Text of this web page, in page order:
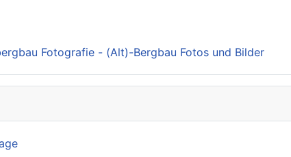
Fotografie - (Alt)-Bergbau Fotos und Bilder